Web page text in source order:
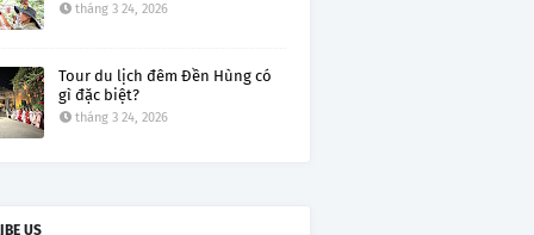
tháng 3 24, 2026
Tour du lịch đêm Đền Hùng có
gì đặc biệt?
tháng 3 24, 2026
US